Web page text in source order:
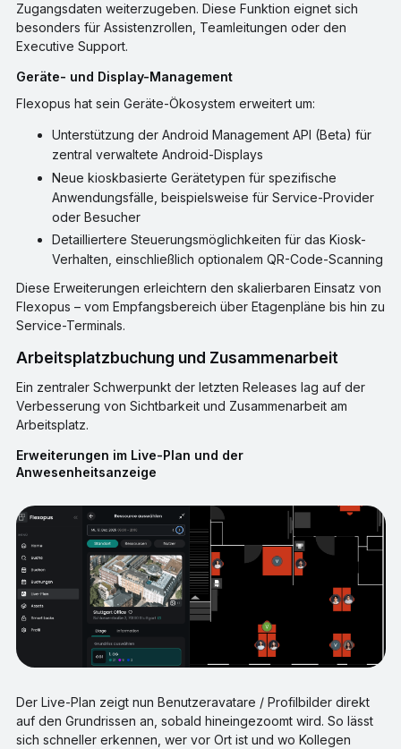
Zugangsdaten weiterzugeben. Diese Funktion eignet sich
besonders für Assistenzrollen, Teamleitungen oder den
Executive Support.
Geräte- und Display-Management
Flexopus hat sein Geräte-Ökosystem erweitert um:
Unterstützung der Android Management API (Beta) für
zentral verwaltete Android-Displays
Neue kioskbasierte Gerätetypen für spezifische
Anwendungsfälle, beispielsweise für Service-Provider
oder Besucher
Detailliertere Steuerungsmöglichkeiten für das Kiosk-
Verhalten, einschließlich optionalem QR-Code-Scanning
Diese Erweiterungen erleichtern den skalierbaren Einsatz von
Flexopus – vom Empfangsbereich über Etagenpläne bis hin zu
Service-Terminals.
Arbeitsplatzbuchung und Zusammenarbeit
Ein zentraler Schwerpunkt der letzten Releases lag auf der
Verbesserung von Sichtbarkeit und Zusammenarbeit am
Arbeitsplatz.
Erweiterungen im Live-Plan und der
Anwesenheitsanzeige
Der Live-Plan zeigt nun Benutzeravatare / Profilbilder direkt
auf den Grundrissen an, sobald hineingezoomt wird. So lässt
sich schneller erkennen, wer vor Ort ist und wo Kollegen